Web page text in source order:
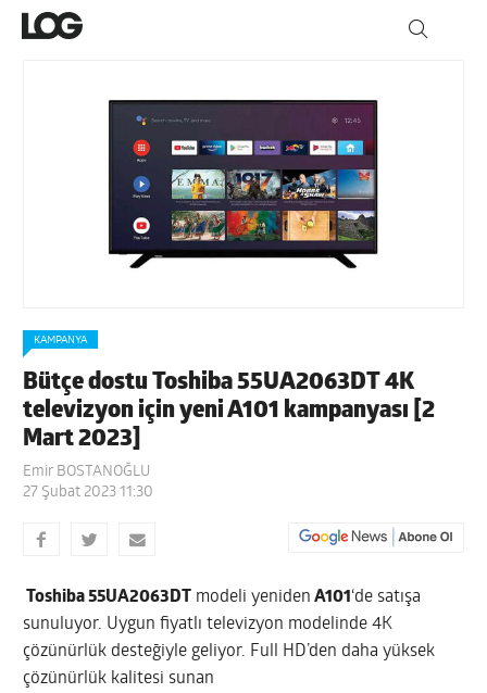
KAMPANYA
Bütçe dostu Toshiba 55UA2063DT 4K
televizyon için yeni A101 kampanyası [2
Mart 2023]
Emir BOSTANOĞLU
27 Şubat 2023 11:30
Toshiba 55UA2063DT modeli yeniden A101 ‘de satışa
sunuluyor. Uygun fiyatlı televizyon modelinde 4K
çözünürlük desteğiyle geliyor. Full HD’den daha yüksek
çözünürlük kalitesi sunan